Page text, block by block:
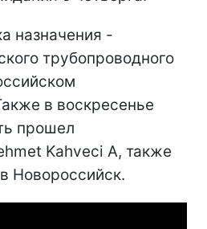
назначения -
трубопроводного
в воскресенье
прошел
Kahveci A, также
Новороссийск.